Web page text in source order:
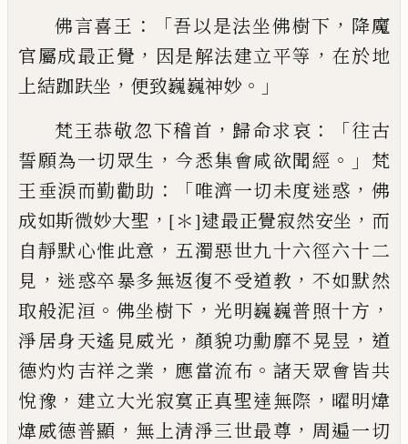
佛言喜王 ：「吾以是法坐佛樹下 ， 降魔
官屬成最正覺 ， 因是解法建立平等 ， 在於地
上結跏趺坐 ， 便致巍巍神妙 。」
梵王恭敬忽下稽首 ， 歸命求哀 ： 「往古
誓願為一切眾生 ， 今悉集會咸欲聞經 。」 梵
王垂淚而勤勸助 ：「唯濟一切未度迷惑 ， 佛
成如斯微妙大聖 ， [＊]逮最正覺寂然安坐 ， 而
自靜默心惟此意 ， 五濁惡世九十六徑六十二
見 ， 迷惑卒暴多無返復不受道教 ， 不如默然
取般泥洹 。 佛坐樹下 ， 光明巍巍普照十方 ，
淨居身天遙 見威光 ， 顏貌功勳靡不晃昱 ， 道
德灼灼吉祥之業 ， 應當流布 。 諸天眾會皆共
悅豫 ， 建立大光寂寞正真聖達無際 ， 曜明煒
煒威德普顯 ， 無上清淨三世最尊 ， 周遍一切